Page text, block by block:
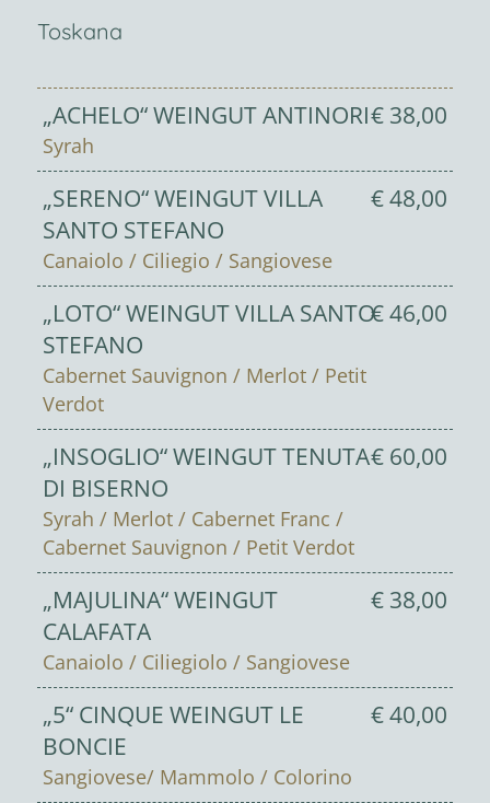
Toskana
„ACHELO“ WEINGUT ANTINORI€ 38,00
Syrah
„SERENO“ WEINGUT VILLA
SANTO STEFANO
€ 48,00
Canaiolo / Ciliegio / Sangiovese
„LOTO“ WEINGUT VILLA SANTO
STEFANO
€ 46,00
Cabernet Sauvignon / Merlot / Petit
Verdot
„INSOGLIO“ WEINGUT TENUTA
DI BISERNO
€ 60,00
Syrah / Merlot / Cabernet Franc /
Cabernet Sauvignon / Petit Verdot
„MAJULINA“ WEINGUT
CALAFATA
€ 38,00
Canaiolo / Ciliegiolo / Sangiovese
„5“ CINQUE WEINGUT LE
BONCIE
€ 40,00
Sangiovese/ Mammolo / Colorino